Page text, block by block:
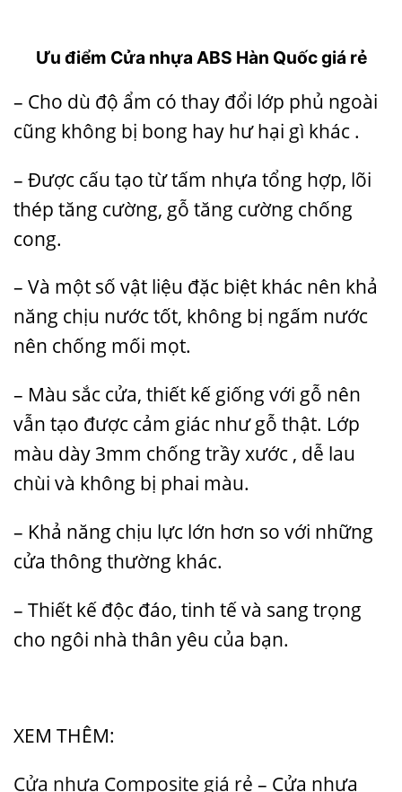
Ưu điểm Cửa nhựa ABS Hàn Quốc giá rẻ
– Cho dù độ ẩm có thay đổi lớp phủ ngoài
cũng không bị bong hay hư hại gì khác .
– Được cấu tạo từ tấm nhựa tổng hợp, lõi
thép tăng cường, gỗ tăng cường chống
cong.
– Và một số vật liệu đặc biệt khác nên khả
năng chịu nước tốt, không bị ngấm nước
nên chống mối mọt.
– Màu sắc cửa, thiết kế giống với gỗ nên
vẫn tạo được cảm giác như gỗ thật. Lớp
màu dày 3mm chống trầy xước , dễ lau
chùi và không bị phai màu.
– Khả năng chịu lực lớn hơn so với những
cửa thông thường khác.
– Thiết kế độc đáo, tinh tế và sang trọng
cho ngôi nhà thân yêu của bạn.
XEM THÊM:
Cửa nhựa Composite giá rẻ – Cửa nhựa